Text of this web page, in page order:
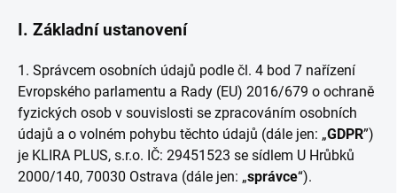
I. Základní ustanovení
1. Správcem osobních údajů podle čl. 4 bod 7 nařízení
Evropského parlamentu a Rady (EU) 2016/679 o ochraně
fyzických osob v souvislosti se zpracováním osobních
údajů a o volném pohybu těchto údajů (dále jen: „GDPR”)
je KLIRA PLUS, s.r.o. IČ: 29451523 se sídlem U Hrůbků
2000/140, 70030 Ostrava (dále jen: „správce“).